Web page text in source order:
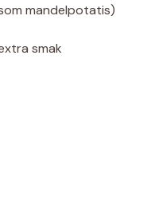
mandelpotatis)
smak